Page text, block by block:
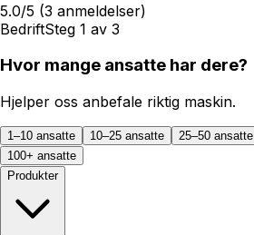
5.0/5 (3 anmeldelser)
BedriftSteg 1 av 3
Hvor mange ansatte har dere?
Hjelper oss anbefale riktig maskin.
1–10 ansatte 10–25 ansatte 25–50 ansatte
100+ ansatte
Produkter